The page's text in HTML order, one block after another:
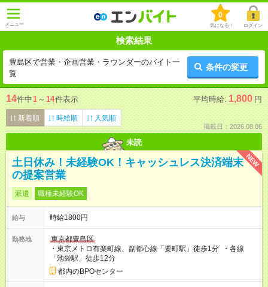
メニュー
0
気になる！ ログイン
検索結果
豊島区で営業・企画営業・ラウンダーのバイト一
覧
条件の変更
14件中1 ～ 14件表示 平均時給: 1,800 円
新着順 時給順 人気順
掲載日：2026.08.06
未読
NEW
土日休み！未経験OK！キャッシュレス決済端末
の提案営業
派遣 職種未経験OK
給与 時給1800円
勤務地
東京都豊島区
・東京メトロ有楽町線、副都心線「要町駅」徒歩1分 ・各線
「池袋駅」徒歩12分
都内のBPOセンター